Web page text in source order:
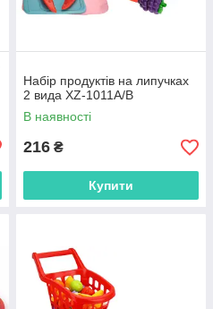
Набір продуктів на липучках
2 вида XZ-1011A/B
В наявності
216 ₴
Купити